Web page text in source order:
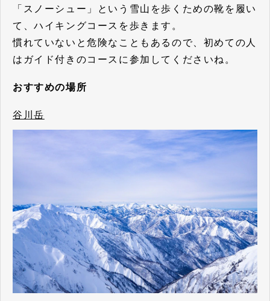
「スノーシュー」という雪山を歩くための靴を履い
て、ハイキングコースを歩きます。
慣れていないと危険なこともあるので、初めての人
はガイド付きのコースに参加してくださいね。
おすすめの場所
谷川岳